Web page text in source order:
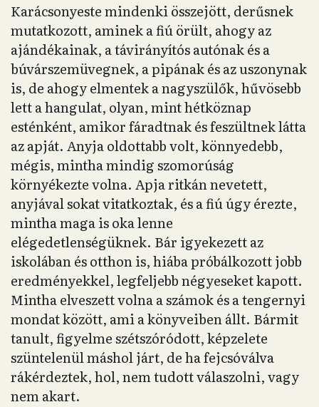
Karácsonyeste mindenki összejött, derűsnek
mutatkozott, aminek a fiú örült, ahogy az
ajándékainak, a távirányítós autónak és a
búvárszemüvegnek, a pipának és az uszonynak
is, de ahogy elmentek a nagyszülők, hűvösebb
lett a hangulat, olyan, mint hétköznap
esténként, amikor fáradtnak és feszültnek látta
az apját. Anyja oldottabb volt, könnyedebb,
mégis, mintha mindig szomorúság
környékezte volna. Apja ritkán nevetett,
anyjával sokat vitatkoztak, és a fiú úgy érezte,
mintha maga is oka lenne
elégedetlenségüknek. Bár igyekezett az
iskolában és otthon is, hiába próbálkozott jobb
eredményekkel, legfeljebb négyeseket kapott.
Mintha elveszett volna a számok és a tengernyi
mondat között, ami a könyveiben állt. Bármit
tanult, figyelme szétszóródott, képzelete
szüntelenül máshol járt, de ha fejcsóválva
rákérdeztek, hol, nem tudott válaszolni, vagy
nem akart.